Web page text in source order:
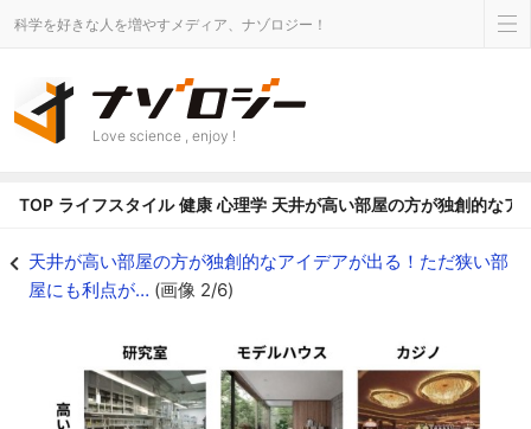
科学を好きな人を増やすメディア、ナゾロジー！
Love science , enjoy !
TOP ライフスタイル 健康 心理学 天井が高い部屋の方が独創的な
天井が高い部屋の方が独創的なアイデアが出る！ただ狭い部
屋にも利点が… (画像 2/6)